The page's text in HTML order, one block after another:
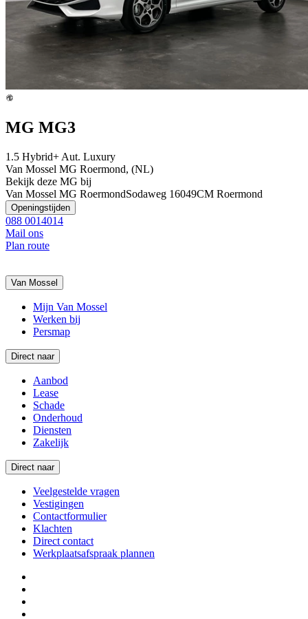
MG MG3
1.5 Hybrid+ Aut. Luxury
Van Mossel MG Roermond, (NL)
Bekijk deze MG bij
Van Mossel MG RoermondSodaweg 16049CM Roermond
Openingstijden
088 0014014
Mail ons
Plan route
Van Mossel
Mijn Van Mossel
Werken bij
Persmap
Direct naar
Aanbod
Lease
Schade
Onderhoud
Diensten
Zakelijk
Direct naar
Veelgestelde vragen
Vestigingen
Contactformulier
Klachten
Direct contact
Werkplaatsafspraak plannen